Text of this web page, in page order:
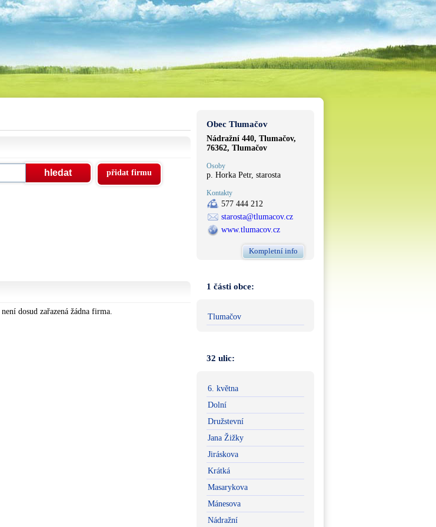
přidat firmu
není dosud zařazená žádna firma.
Obec Tlumačov
Nádražní 440, Tlumačov,
76362, Tlumačov
Osoby
p. Horka Petr, starosta
Kontakty
577 444 212
starosta@tlumacov.cz
www.tlumacov.cz
Kompletní info
1 části obce:
Tlumačov
32 ulic:
6. května
Dolní
Družstevní
Jana Žižky
Jiráskova
Krátká
Masarykova
Mánesova
Nádražní